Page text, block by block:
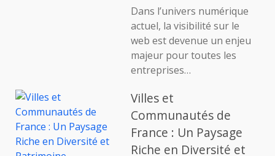
en
ligne
Dans l’univers numérique
actuel, la visibilité sur le
web est devenue un enjeu
majeur pour toutes les
entreprises…
Villes et
Communautés de
France : Un Paysage
Riche en Diversité et